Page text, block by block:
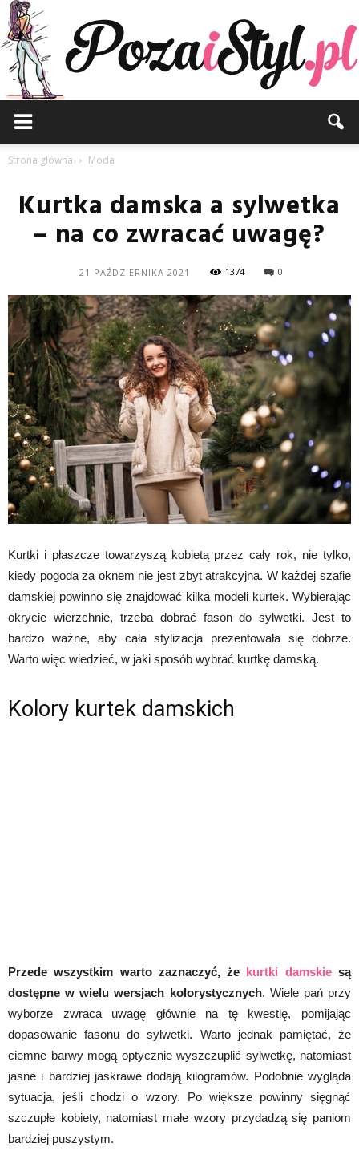
Strona główna Moda
Kurtka damska a sylwetka
– na co zwracać uwagę?
21 PAŹDZIERNIKA 2021 1374 0
Kurtki i płaszcze towarzyszą kobietą przez cały rok, nie tylko,
kiedy pogoda za oknem nie jest zbyt atrakcyjna. W każdej szafie
damskiej powinno się znajdować kilka modeli kurtek. Wybierając
okrycie wierzchnie, trzeba dobrać fason do sylwetki. Jest to
bardzo ważne, aby cała stylizacja prezentowała się dobrze.
Warto więc wiedzieć, w jaki sposób wybrać kurtkę damską.
Kolory kurtek damskich
Przede wszystkim warto zaznaczyć, że kurtki damskiesą
dostępne w wielu wersjach kolorystycznych. Wiele pań przy
wyborze zwraca uwagę głównie na tę kwestię, pomijając
dopasowanie fasonu do sylwetki. Warto jednak pamiętać, że
ciemne barwy mogą optycznie wyszczuplić sylwetkę, natomiast
jasne i bardziej jaskrawe dodają kilogramów. Podobnie wygląda
sytuacja, jeśli chodzi o wzory. Po większe powinny sięgnąć
szczupłe kobiety, natomiast małe wzory przydadzą się paniom
bardziej puszystym.